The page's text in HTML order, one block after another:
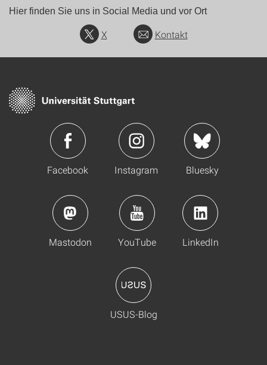
Hier finden Sie uns in Social Media und vor Ort
X Kontakt
Facebook Instagram Bluesky
Mastodon YouTube LinkedIn
USUS-Blog